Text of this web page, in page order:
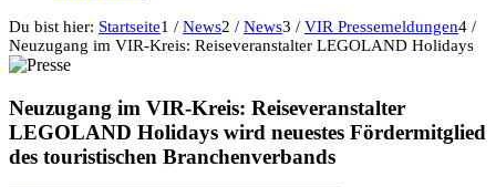
Du bist hier: Startseite1 / News2 / News3 / VIR Pressemeldungen4 /
Neuzugang im VIR-Kreis: Reiseveranstalter LEGOLAND Holidays
Neuzugang im VIR-Kreis: Reiseveranstalter
LEGOLAND Holidays wird neuestes Fördermitglied
des touristischen Branchenverbands